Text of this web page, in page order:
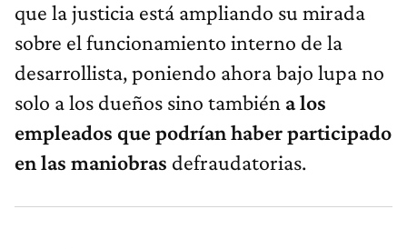
que la justicia está ampliando su mirada
sobre el funcionamiento interno de la
desarrollista, poniendo ahora bajo lupa no
solo a los dueños sino también a los
empleados que podrían haber participado
en las maniobras defraudatorias.